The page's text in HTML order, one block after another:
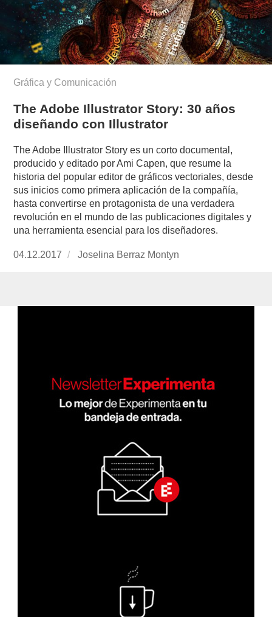
Gráfica y Comunicación
The Adobe Illustrator Story: 30 años
diseñando con Illustrator
The Adobe Illustrator Story es un corto documental,
producido y editado por Ami Capen, que resume la
historia del popular editor de gráficos vectoriales, desde
sus inicios como primera aplicación de la compañía,
hasta convertirse en protagonista de una verdadera
revolución en el mundo de las publicaciones digitales y
una herramienta esencial para los diseñadores.
Publicado
04.12.2017
https://www.experimenta.es/author/joselina-
Joselina Berraz Montyn